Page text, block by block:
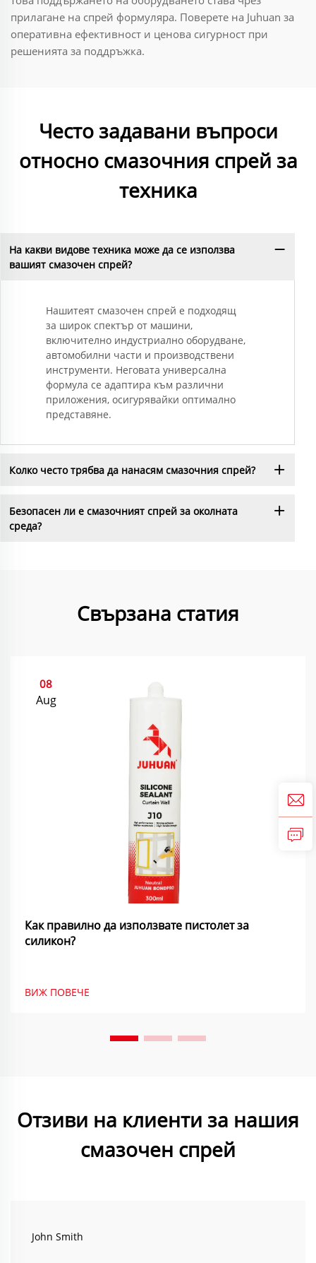
прилагане на спрей формуляра. Поверете на Juhuan за
оперативна ефективност и ценова сигурност при
решенията за поддръжка.
Често задавани въпроси
относно смазочния спрей за
техника
На какви видове техника може да се използва
вашият смазочен спрей?
Нашитеят смазочен спрей е подходящ
за широк спектър от машини,
включително индустриално оборудване,
автомобилни части и производствени
инструменти. Неговата универсална
формула се адаптира към различни
приложения, осигурявайки оптимално
представяне.
Колко често трябва да нанасям смазочния спрей?
Безопасен ли е смазочният спрей за околната
среда?
Свързана статия
08
Aug
Как правилно да използвате пистолет за
силикон?
ВИЖ ПОВЕЧЕ
Отзиви на клиенти за нашия
смазочен спрей
John Smith